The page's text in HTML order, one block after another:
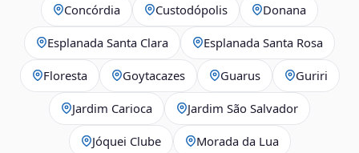
Concórdia Custodópolis Donana
Esplanada Santa Clara Esplanada Santa Rosa
Floresta Goytacazes Guarus Guriri
Jardim Carioca Jardim São Salvador
Jóquei Clube Morada da Lua